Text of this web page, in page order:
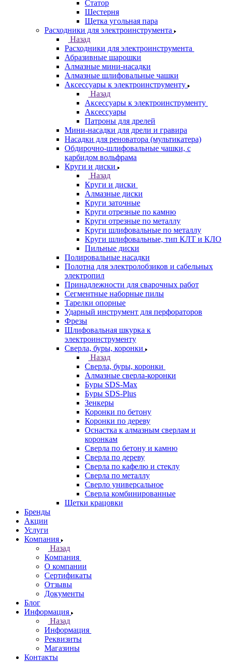
Статор
Шестерня
Щетка угольная пара
Расходники для электроинструмента
Назад
Расходники для электроинструмента
Абразивные шарошки
Алмазные мини-насадки
Алмазные шлифовальные чашки
Аксессуары к электроинструменту
Назад
Аксессуары к электроинструменту
Аксессуары
Патроны для дрелей
Мини-насадки для дрели и гравира
Насадки для реноватора (мультикатера)
Обдирочно-шлифовальные чашки, с
карбидом вольфрама
Круги и диски
Назад
Круги и диски
Алмазные диски
Круги заточные
Круги отрезные по камню
Круги отрезные по металлу
Круги шлифовальные по металлу
Круги шлифовальные, тип КЛТ и КЛО
Пильные диски
Полировальные насадки
Полотна для электролобзиков и сабельных
электропил
Принадлежности для сварочных работ
Сегментные наборные пилы
Тарелки опорные
Ударный инструмент для перфораторов
Фрезы
Шлифовальная шкурка к
электроинструменту
Сверла, буры, коронки
Назад
Сверла, буры, коронки
Алмазные сверла-коронки
Буры SDS-Max
Буры SDS-Plus
Зенкеры
Коронки по бетону
Коронки по дереву
Оснастка к алмазным сверлам и
коронкам
Сверла по бетону и камню
Сверла по дереву
Сверла по кафелю и стеклу
Сверла по металлу
Сверло универсальное
Сверла комбинированные
Щетки крацовки
Бренды
Акции
Услуги
Компания
Назад
Компания
О компании
Сертификаты
Отзывы
Документы
Блог
Информация
Назад
Информация
Реквизиты
Магазины
Контакты